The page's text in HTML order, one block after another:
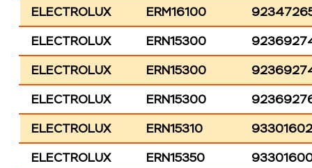
ELECTROLUX
ERM16100
ELECTROLUX
ERN15300
ELECTROLUX
ERN15300
ELECTROLUX
ERN15300
ELECTROLUX
ERN15310
ELECTROLUX
ERN15350